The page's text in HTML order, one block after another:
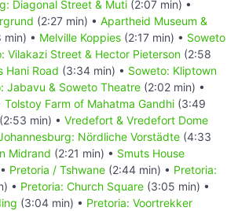
Diagonal Street & Muti (2:07 min) •
(2:27 min) • Apartheid Museum &
min) • Melville Koppies (2:17 min) • Soweto
Vilakazi Street & Hector Pieterson (2:58
Hani Road (3:34 min) • Soweto: Kliptown
Jabavu & Soweto Theatre (2:02 min) •
Tolstoy Farm of Mahatma Gandhi (3:49
(2:53 min) • Vredefort & Vredefort Dome
Nördliche Vorstädte (4:33
Midrand (2:21 min) • Smuts House
Pretoria / Tshwane (2:44 min) • Pretoria:
• Pretoria: Church Square (3:05 min) •
(3:04 min) • Pretoria: Voortrekker